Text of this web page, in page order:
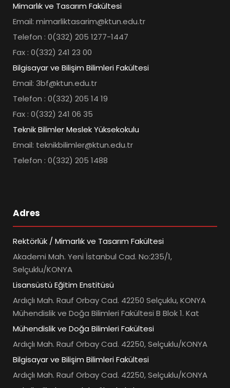
Mimarlık ve Tasarım Fakültesi
Email: mimarliktasarim@ktun.edu.tr
Telefon : 0(332) 205 1277-1447
Fax : 0(332) 241 23 00
Bilgisayar ve Bilişim Bilimleri Fakültesi
Email: 3bf@ktun.edu.tr
Telefon : 0(332) 205 14 19
Fax : 0(332) 241 06 35
Teknik Bilimler Meslek Yüksekokulu
Email: teknikbilimler@ktun.edu.tr
Telefon : 0(332) 205 1488
Adres
Rektörlük / Mimarlık ve Tasarım Fakültesi
Akademi Mah. Yeni İstanbul Cad. No:235/1,
Selçuklu/KONYA
Lisansüstü Eğitim Enstitüsü
Ardıçlı Mah. Rauf Orbay Cad. 42250 Selçuklu, KONYA
Mühendislik ve Doğa Bilimleri Fakültesi B Blok 1. Kat
Mühendislik ve Doğa Bilimleri Fakültesi
Ardıçlı Mah. Rauf Orbay Cad. 42250, Selçuklu/KONYA
Bilgisayar ve Bilişim Bilimleri Fakültesi
Ardıçlı Mah. Rauf Orbay Cad. 42250, Selçuklu/KONYA